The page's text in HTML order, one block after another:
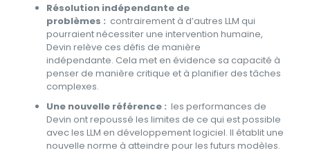
Résolution indépendante de
problèmes : contrairement à d’autres LLM qui
pourraient nécessiter une intervention humaine,
Devin relève ces défis de manière
indépendante. Cela met en évidence sa capacité à
penser de manière critique et à planifier des tâches
complexes.
Une nouvelle référence : les performances de
Devin ont repoussé les limites de ce qui est possible
avec les LLM en développement logiciel. Il établit une
nouvelle norme à atteindre pour les futurs modèles.